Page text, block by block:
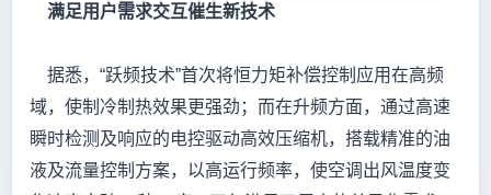
满足用户需求交互催生新技术
据悉，“跃频技术”首次将恒力矩补偿控制应用在高频
域，使制冷制热效果更强劲；而在升频方面，通过高速
瞬时检测及响应的电控驱动高效压缩机，搭载精准的油
液及流量控制方案，以高运行频率，使空调出风温度变